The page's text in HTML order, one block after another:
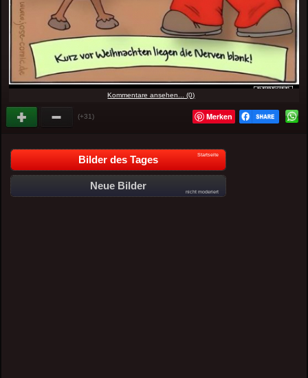
Kommentare ansehen... (0)
(+31) Merken
Bilder des Tages Startseite
Neue Bilder
nicht moderiert